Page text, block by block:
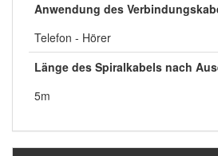
Anwendung des
Telefon - Hörer
Länge des Spiralkabels nach
5m